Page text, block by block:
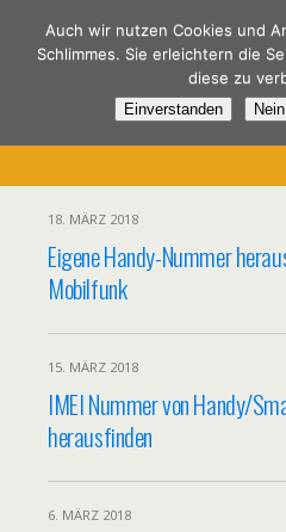
Spar-
Kategorien ›
18. MÄRZ 2018
Eigene Handy-Nummer
Mobilfunk
15. MÄRZ 2018
IMEI Nummer von Handy/
herausfinden
6. MÄRZ 2018
Auch wir nutzen Cookies und
Schlimmes. Sie erleichtern die
diese zu
Einverstanden Nein